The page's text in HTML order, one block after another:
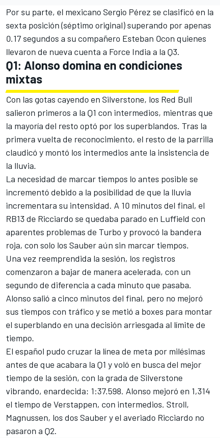
Por su parte, el mexicano Sergio Pérez se clasificó en la
sexta posición (séptimo original) superando por apenas
0.17 segundos a su compañero Esteban Ocon quienes
llevaron de nueva cuenta a Force India a la Q3.
Q1: Alonso domina en condiciones
mixtas
Con las gotas cayendo en Silverstone, los Red Bull
salieron primeros a la Q1 con intermedios, mientras que
la mayoría del resto optó por los superblandos. Tras la
primera vuelta de reconocimiento, el resto de la parrilla
claudicó y montó los intermedios ante la insistencia de
la lluvia.
La necesidad de marcar tiempos lo antes posible se
incrementó debido a la posibilidad de que la lluvia
incrementara su intensidad. A 10 minutos del final, el
RB13 de Ricciardo se quedaba parado en Luffield con
aparentes problemas de Turbo y provocó la bandera
roja, con solo los Sauber aún sin marcar tiempos.
Una vez reemprendida la sesión, los registros
comenzaron a bajar de manera acelerada, con un
segundo de diferencia a cada minuto que pasaba.
Alonso salió a cinco minutos del final, pero no mejoró
sus tiempos con tráfico y se metió a boxes para montar
el superblando en una decisión arriesgada al límite de
tiempo.
El español pudo cruzar la línea de meta por milésimas
antes de que acabara la Q1 y voló en busca del mejor
tiempo de la sesión, con la grada de Silverstone
vibrando, enardecida: 1:37.598. Alonso mejoró en 1,314
el tiempo de Verstappen, con intermedios. Stroll,
Magnussen, los dos Sauber y el averiado Ricciardo no
pasaron a Q2.